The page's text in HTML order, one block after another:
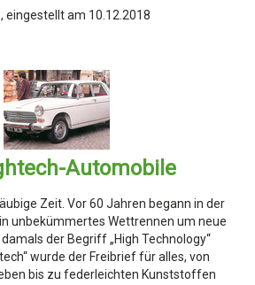
, eingestellt am 10.12.2018
Automobile
Zeit. Vor 60 Jahren begann in der
unbekümmertes Wettrennen um neue
der Begriff „High Technology“
wurde der Freibrief für alles, von
bis zu federleichten Kunststoffen